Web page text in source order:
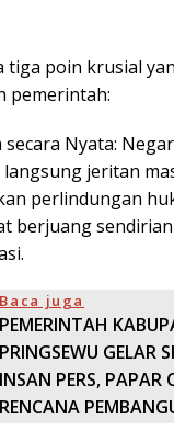
tiga poin krusial
pemerintah:
Nyata:
jeritan
perlindungan
berjuang
Baca juga
PEMERINTAH
PRINGSEWU GELAR
INSAN PERS, PAPAR
RENCANA